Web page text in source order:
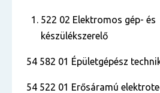
522 02 Elektromos gép- és
készülékszerelő
54 582 01 Épületgépész
54 522 01 Erősáramú